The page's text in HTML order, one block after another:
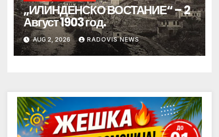
„ИЛИНДЕНСКО ВОСТАНИЕ“ – 2
Август 1903 год.
AUG 2, 2026 RADOVIS NEWS